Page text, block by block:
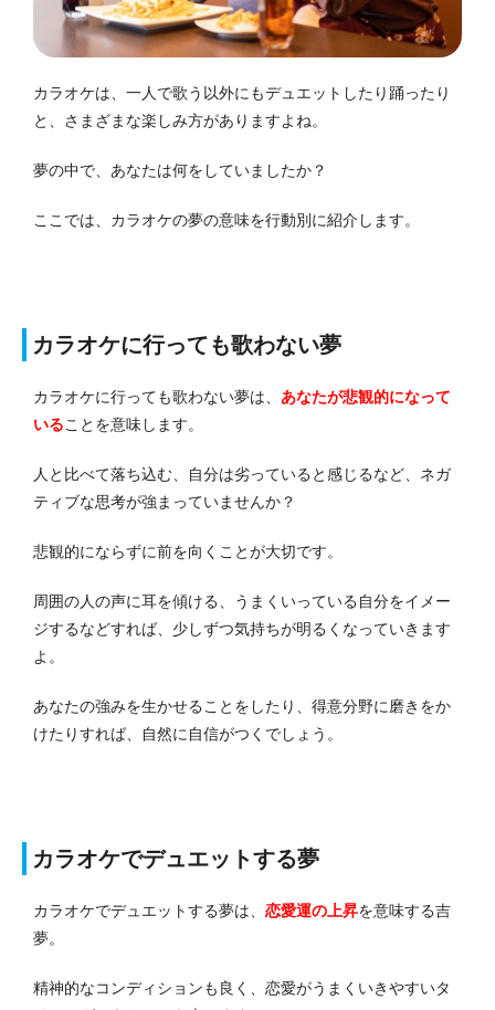
カラオケは、一人で歌う以外にもデュエットしたり踊ったり
と、さまざまな楽しみ方がありますよね。
夢の中で、あなたは何をしていましたか？
ここでは、カラオケの夢の意味を行動別に紹介します。
カラオケに行っても歌わない夢
カラオケに行っても歌わない夢は、 あなたが悲観的になって
いることを意味します。
人と比べて落ち込む、自分は劣っていると感じるなど、ネガ
ティブな思考が強まっていませんか？
悲観的にならずに前を向くことが大切です。
周囲の人の声に耳を傾ける、うまくいっている自分をイメー
ジするなどすれば、少しずつ気持ちが明るくなっていきます
よ。
あなたの強みを生かせることをしたり、得意分野に磨きをか
けたりすれば、自然に自信がつくでしょう。
カラオケでデュエットする夢
カラオケでデュエットする夢は、 恋愛運の上昇を意味する吉
夢。
精神的なコンディションも良く、恋愛がうまくいきやすいタ